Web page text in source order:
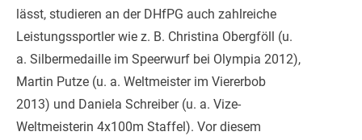
lässt, studieren an der DHfPG auch zahlreiche
Leistungssportler wie z. B. Christina Obergföll (u.
a. Silbermedaille im Speerwurf bei Olympia 2012),
Martin Putze (u. a. Weltmeister im Viererbob
2013) und Daniela Schreiber (u. a. Vize-
Weltmeisterin 4x100m Staffel). Vor diesem